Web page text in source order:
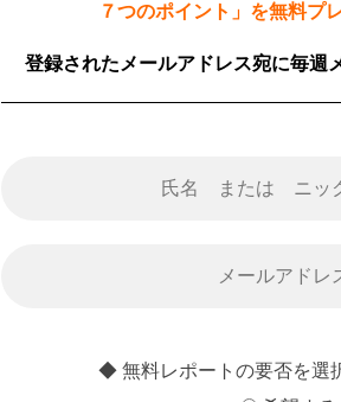
７つのポイント」 を無料プ
登録されたメールアドレス宛に毎週
◆ 無料レポートの要否を選